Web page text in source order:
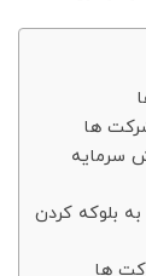
ها
سرمایه
بلوکه کردن
ها